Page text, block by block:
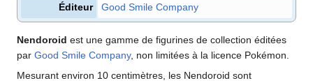
Éditeur Good Smile Company
Nendoroid est une gamme de figurines de collection éditées
par Good Smile Company, non limitées à la licence Pokémon.
Mesurant environ 10 centimètres, les Nendoroid sont